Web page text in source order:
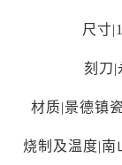
尺寸
刻刀|
材质|景德镇
烧制及温度|